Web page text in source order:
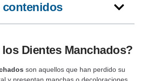
contenidos
Dientes Manchados?
son aquellos que han perdido su